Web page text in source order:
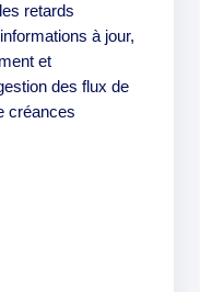
retards
à jour,
et
des flux de
créances